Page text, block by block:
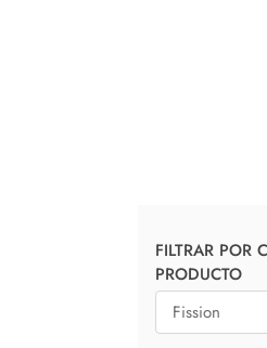
FILTRAR POR
PRODUCTO
Fission